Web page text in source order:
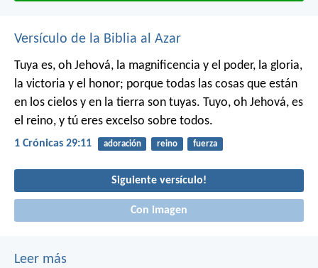
Versículo de la Biblia al Azar
Tuya es, oh Jehová, la magnificencia y el poder, la gloria,
la victoria y el honor; porque todas las cosas que están
en los cielos y en la tierra son tuyas. Tuyo, oh Jehová, es
el reino, y tú eres excelso sobre todos.
1 Crónicas 29:11 adoración reino fuerza
Siguiente versículo!
Con imagen
Leer más